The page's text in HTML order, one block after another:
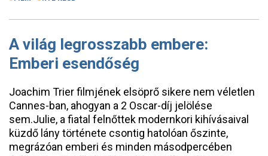
A világ legrosszabb embere:
Emberi esendőség
Joachim Trier filmjének elsöprő sikere nem véletlen
Cannes-ban, ahogyan a 2 Oscar-díj jelölése
sem.Julie, a fiatal felnőttek modernkori kihívásaival
küzdő lány története csontig hatolóan őszinte,
megrázóan emberi és minden másodpercében